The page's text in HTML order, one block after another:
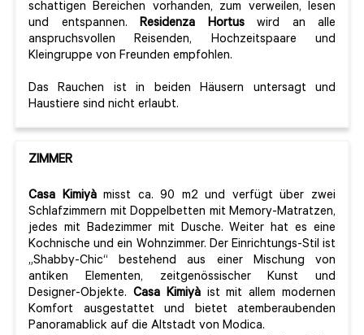
schattigen Bereichen vorhanden, zum verweilen, lesen
und entspannen. Residenza Hortuswird an alle
anspruchsvollen Reisenden, Hochzeitspaare und
Kleingruppe von Freunden empfohlen.
Das Rauchen ist in beiden Häusern untersagt und
Haustiere sind nicht erlaubt.
ZIMMER
Casa Kimiyàmisst ca. 90 m2 und verfügt über zwei
Schlafzimmern mit Doppelbetten mit Memory-Matratzen,
jedes mit Badezimmer mit Dusche. Weiter hat es eine
Kochnische und ein Wohnzimmer. Der Einrichtungs-Stil ist
„Shabby-Chic“ bestehend aus einer Mischung von
antiken Elementen, zeitgenössischer Kunst und
Designer-Objekte. Casa Kimiyàist mit allem modernen
Komfort ausgestattet und bietet atemberaubenden
Panoramablick auf die Altstadt von Modica.